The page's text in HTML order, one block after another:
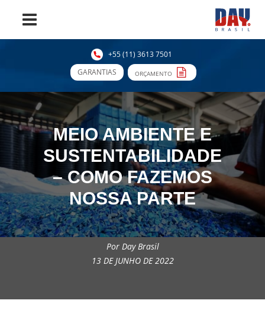
+55 (11) 3613 7501
GARANTIAS
ORÇAMENTO
MEIO AMBIENTE E
SUSTENTABILIDADE
– COMO FAZEMOS
NOSSA PARTE
Por Day Brasil
13 DE JUNHO DE 2022